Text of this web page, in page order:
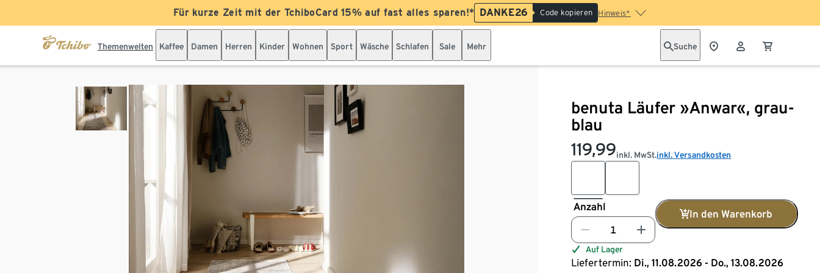
Für kurze Zeit mit der TchiboCard 15% auf fast alles sparen!* DANKE26 Code kopieren Hinweis*
Themenwelten Kaffee Damen Herren Kinder Wohnen Sport Wäsche Schlafen Sale Mehr Suche
benuta Läufer »Anwar«, grau-
blau
119,99inkl. MwSt.inkl. Versandkosten
Anzahl
In den Warenkorb
Auf Lager
Liefertermin: Di., 11.08.2026 - Do., 13.08.2026